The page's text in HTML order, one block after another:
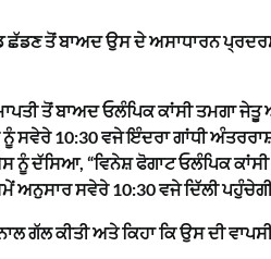
ਛੱਡਣ ਤੋਂ ਬਾਅਦ ਉਸ ਦੇ ਅਸਾਧਾਰਨ
ਤੋਂ ਬਾਅਦ ਓਲੰਪਿਕ ਕਾਂਸੀ ਤਮਗਾ
ਸਵੇਰੇ 10:30 ਵਜੇ ਇੰਦਰਾ ਗਾਂਧੀ
ਦੱਸਿਆ, “ਵਿਨੇਸ਼ ਫੋਗਾਟ ਓਲੰਪਿਕ
ਅਨੁਸਾਰ ਸਵੇਰੇ 10:30 ਵਜੇ ਦਿੱਲੀ
ਗੱਲ ਕੀਤੀ ਅਤੇ ਕਿਹਾ ਕਿ ਉਸ ਦੀ